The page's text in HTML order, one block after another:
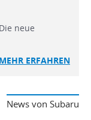
neue
MEHR ERFAHREN
News von Subaru